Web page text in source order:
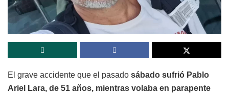
El grave accidente que el pasado sábado sufrió Pablo
Ariel Lara, de 51 años, mientras volaba en parapente